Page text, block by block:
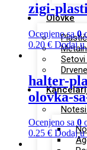
Olovke
Setovi
zigi-
Ocenjeno sa0
0.20 € Dodaj u
halter-
olovka-
Ocenjeno sa 0
0.25 € Dodaj u